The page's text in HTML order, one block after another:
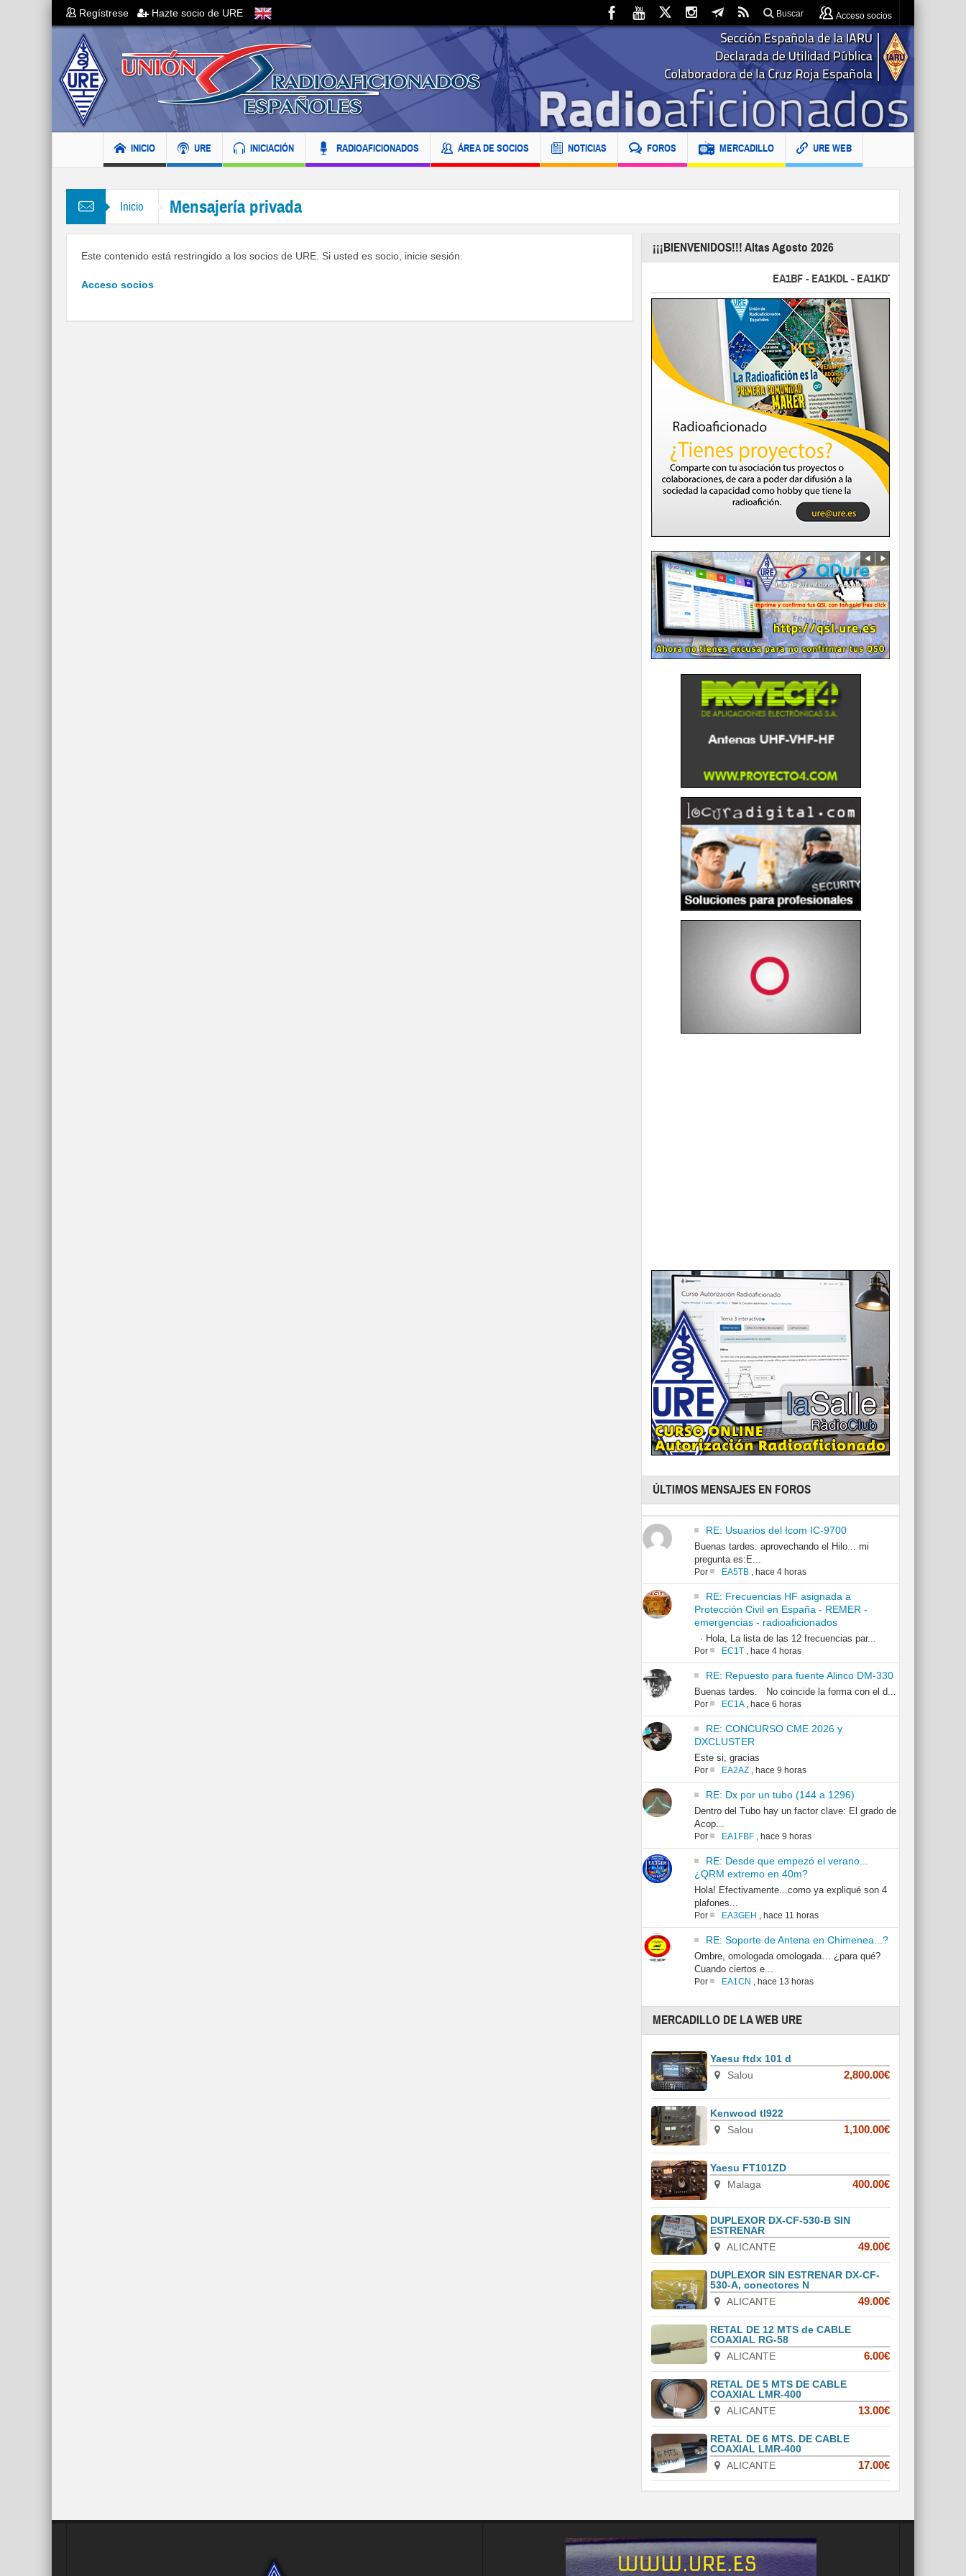
Regístrese Hazte socio de URE Buscar Acceso socios
INICIO URE INICIACIÓN RADIOAFICIONADOS ÁREA DE SOCIOS NOTICIAS FOROS MERCADILLO URE WEB
Inicio Mensajería privada
Este contenido está restringido a los socios de URE. Si usted es socio, inicie sesión.
Acceso socios
¡¡¡BIENVENIDOS!!! Altas Agosto 2026
EA1BF - EA1KDL - EA1KDT - EA2FBJ -
ÚLTIMOS MENSAJES EN FOROS
RE: Usuarios del Icom IC-9700
Buenas tardes. aprovechando el Hilo... mi
pregunta es:E...
Por EA5TB, hace 4 horas
RE: Frecuencias HF asignada a
Protección Civil en España - REMER -
emergencias - radioaficionados
· Hola, La lista de las 12 frecuencias par...
Por EC1T, hace 4 horas
RE: Repuesto para fuente Alinco DM-330
Buenas tardes. No coincide la forma con el d...
Por EC1A, hace 6 horas
RE: CONCURSO CME 2026 y
DXCLUSTER
Este si, gracias
Por EA2AZ, hace 9 horas
RE: Dx por un tubo (144 a 1296)
Dentro del Tubo hay un factor clave: El grado de
Acop...
Por EA1FBF, hace 9 horas
RE: Desde que empezó el verano...
¿QRM extremo en 40m?
Hola! Efectivamente...como ya expliqué son 4
plafones...
Por EA3GEH , hace 11 horas
RE: Soporte de Antena en Chimenea...?
Ombre, omologada omologada… ¿para qué?
Cuando ciertos e...
Por EA1CN , hace 13 horas
MERCADILLO DE LA WEB URE
Yaesu ftdx 101 d
Salou
2,800.00€
Kenwood tl922
Salou
1,100.00€
Yaesu FT101ZD
Malaga
400.00€
DUPLEXOR DX-CF-530-B SIN
ESTRENAR
ALICANTE
49.00€
DUPLEXOR SIN ESTRENAR DX-CF-
530-A, conectores N
ALICANTE
49.00€
RETAL DE 12 MTS de CABLE
COAXIAL RG-58
ALICANTE
6.00€
RETAL DE 5 MTS DE CABLE
COAXIAL LMR-400
ALICANTE
13.00€
RETAL DE 6 MTS. DE CABLE
COAXIAL LMR-400
ALICANTE
17.00€